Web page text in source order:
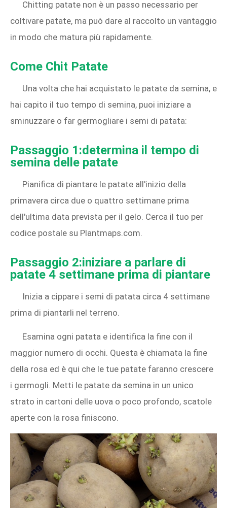
Chitting patate non è un passo necessario per
coltivare patate, ma può dare al raccolto un vantaggio
in modo che matura più rapidamente.
Come Chit Patate
Una volta che hai acquistato le patate da semina, e
hai capito il tuo tempo di semina, puoi iniziare a
sminuzzare o far germogliare i semi di patata:
Passaggio 1:determina il tempo di
semina delle patate
Pianifica di piantare le patate all'inizio della
primavera circa due o quattro settimane prima
dell'ultima data prevista per il gelo. Cerca il tuo per
codice postale su Plantmaps.com.
Passaggio 2:iniziare a parlare di
patate 4 settimane prima di piantare
Inizia a cippare i semi di patata circa 4 settimane
prima di piantarli nel terreno.
Esamina ogni patata e identifica la fine con il
maggior numero di occhi. Questa è chiamata la fine
della rosa ed è qui che le tue patate faranno crescere
i germogli. Metti le patate da semina in un unico
strato in cartoni delle uova o poco profondo, scatole
aperte con la rosa finiscono.